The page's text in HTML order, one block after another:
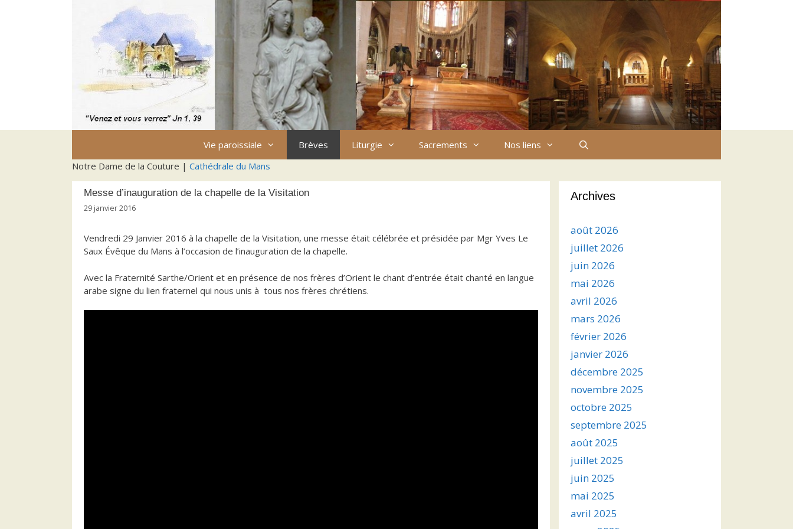
Vie paroissiale Brèves Liturgie Sacrements
Nos liens
Notre Dame de la Couture | Cathédrale du Mans
Messe d’inauguration de la chapelle de la Visitation
29 janvier 2016
Vendredi 29 Janvier 2016 à la chapelle de la Visitation, une messe était célébrée et présidée par Mgr Yves Le
Saux Évêque du Mans à l’occasion de l’inauguration de la chapelle.
Avec la Fraternité Sarthe/Orient et en présence de nos frères d’Orient le chant d’entrée était chanté en langue
arabe signe du lien fraternel qui nous unis à tous nos frères chrétiens.
Archives
août 2026
juillet 2026
juin 2026
mai 2026
avril 2026
mars 2026
février 2026
janvier 2026
décembre 2025
novembre 2025
octobre 2025
septembre 2025
août 2025
juillet 2025
juin 2025
mai 2025
avril 2025